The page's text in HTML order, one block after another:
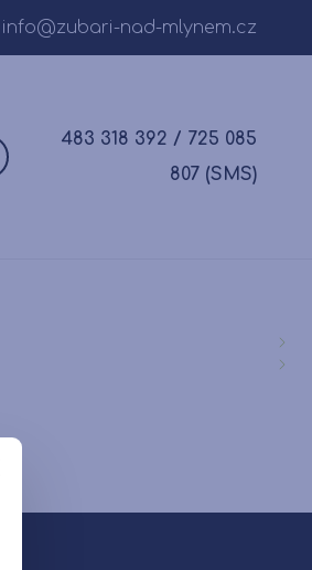
info@zubari-nad-mlynem.cz
483 318 392 / 725 085
807 (SMS)